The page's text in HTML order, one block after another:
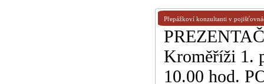
Přepážkoví konzultanti v
Kroměříži 1.
10.00 hod.